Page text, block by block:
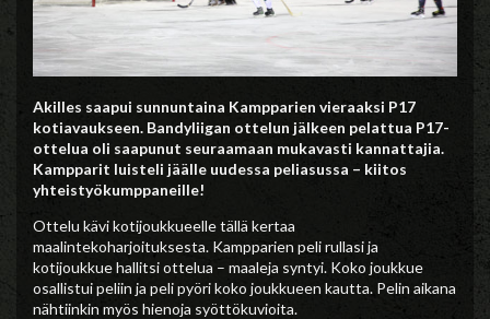
Akilles saapui sunnuntaina Kampparien vieraaksi P17
kotiavaukseen. Bandyliigan ottelun jälkeen pelattua P17-
ottelua oli saapunut seuraamaan mukavasti kannattajia.
Kampparit luisteli jäälle uudessa peliasussa – kiitos
yhteistyökumppaneille!
Ottelu kävi kotijoukkueelle tällä kertaa
maalintekoharjoituksesta. Kampparien peli rullasi ja
kotijoukkue hallitsi ottelua – maaleja syntyi. Koko joukkue
osallistui peliin ja peli pyöri koko joukkueen kautta. Pelin aikana
nähtiinkin myös hienoja syöttökuvioita.